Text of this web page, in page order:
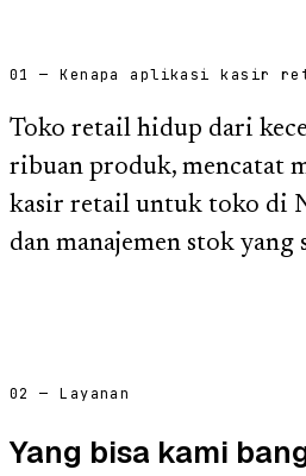
01 — Kenapa aplikasi kasir
Toko retail hidup dari
ribuan produk, mencatat
kasir retail untuk toko di
dan manajemen stok
02 — Layanan
Yang bisa kami